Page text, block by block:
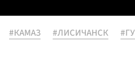
#КАМАЗ #ЛИСИЧАНСК